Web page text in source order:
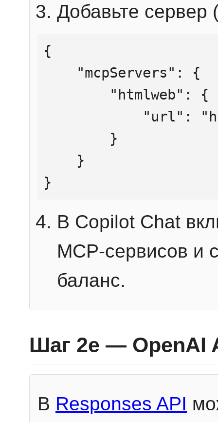
Добавьте сервер
{
}
В Copilot Chat
MCP-сервисов и
баланс.
Шаг 2e — OpenAI
В Responses API